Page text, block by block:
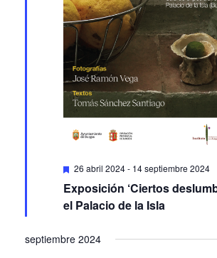
Featured
26 abril 2024- 14 septiembre 2024
Exposición ‘Ciertos
el Palacio de la Isla
septiembre 2024